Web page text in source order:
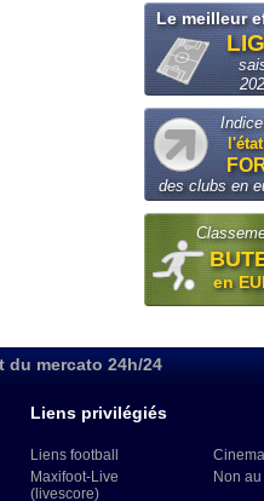
Le meilleur
des clubs en
en
mercato 24h/24
Liens privilégiés
Liens football
Maxifoot-Live
(livescore)
Non